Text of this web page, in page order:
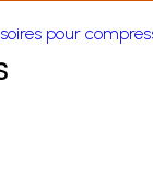
pour